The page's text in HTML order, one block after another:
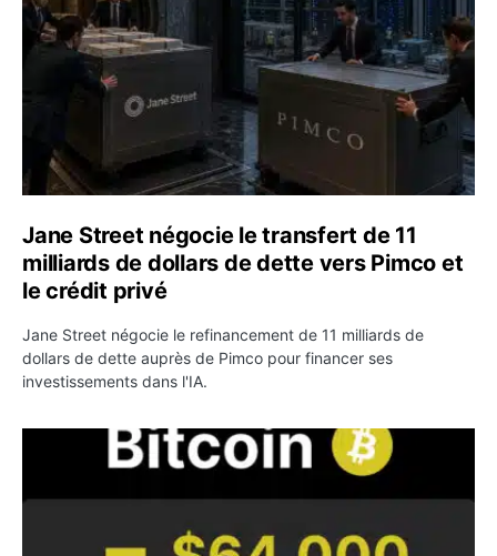
Jane Street négocie le transfert de 11
milliards de dollars de dette vers Pimco et
le crédit privé
Jane Street négocie le refinancement de 11 milliards de
dollars de dette auprès de Pimco pour financer ses
investissements dans l'IA.
Bitcoin stagne à 64 000 dollars pendant que les